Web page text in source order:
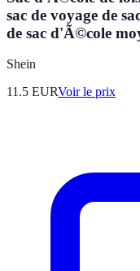
sac de voyage de
de sac d'Ã©cole
Shein
11.5 EURVoir le prix